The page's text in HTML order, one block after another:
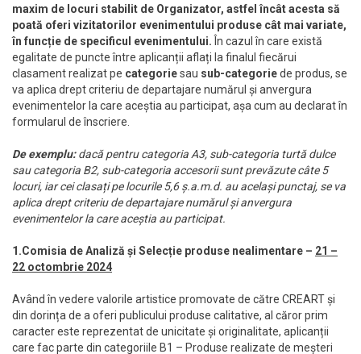
maxim de locuri stabilit de Organizator, astfel încât acesta să
poată oferi vizitatorilor evenimentului produse cât mai variate,
în funcție de specificul evenimentului.În cazul în care există
egalitate de puncte între aplicanții aflați la finalul fiecărui
clasament realizat pe categoriesau sub-categoriede produs, se
va aplica drept criteriu de departajare numărul și anvergura
evenimentelor la care aceștia au participat, așa cum au declarat în
formularul de înscriere.
De exemplu:dacă pentru categoria A3, sub-categoria turtă dulce
sau categoria B2, sub-categoria accesorii sunt prevăzute câte 5
locuri, iar cei clasați pe locurile 5,6 ș.a.m.d. au același punctaj, se va
aplica drept criteriu de departajare numărul și anvergura
evenimentelor la care aceștia au participat.
1.Comisia de Analiză și Selecție produse nealimentare – 21 –
22 octombrie 2024
Având în vedere valorile artistice promovate de către CREART și
din dorința de a oferi publicului produse calitative, al căror prim
caracter este reprezentat de unicitate și originalitate, aplicanții
care fac parte din categoriile B1 – Produse realizate de meșteri